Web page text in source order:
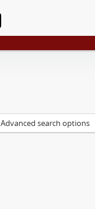
Advanced search options